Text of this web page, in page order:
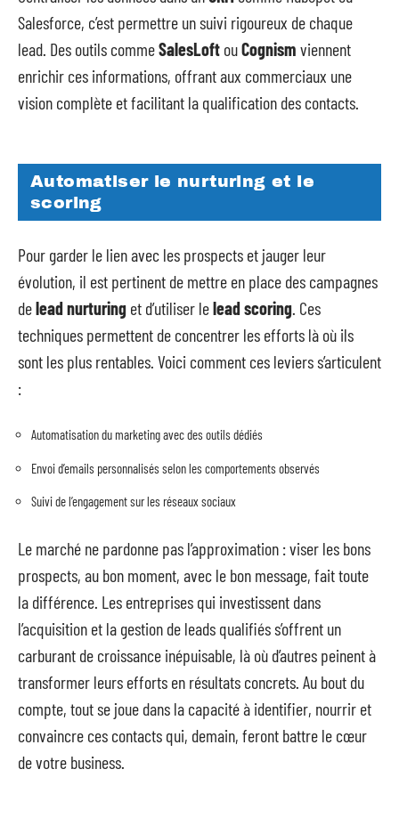
Salesforce, c’est permettre un suivi rigoureux de chaque
lead. Des outils commeSalesLoft ouCognism viennent
enrichir ces informations, offrant aux commerciaux une
vision complète et facilitant la qualification des contacts.
Automatiser le nurturing et le
scoring
Pour garder le lien avec les prospects et jauger leur
évolution, il est pertinent de mettre en place des campagnes
delead nurturing et d’utiliser lelead scoring . Ces
techniques permettent de concentrer les efforts là où ils
sont les plus rentables. Voici comment ces leviers s’articulent
:
Automatisation du marketing avec des outils dédiés
Envoi d’emails personnalisés selon les comportements observés
Suivi de l’engagement sur les réseaux sociaux
Le marché ne pardonne pas l’approximation : viser les bons
prospects, au bon moment, avec le bon message, fait toute
la différence. Les entreprises qui investissent dans
l’acquisition et la gestion de leads qualifiés s’offrent un
carburant de croissance inépuisable, là où d’autres peinent à
transformer leurs efforts en résultats concrets. Au bout du
compte, tout se joue dans la capacité à identifier, nourrir et
convaincre ces contacts qui, demain, feront battre le cœur
de votre business.